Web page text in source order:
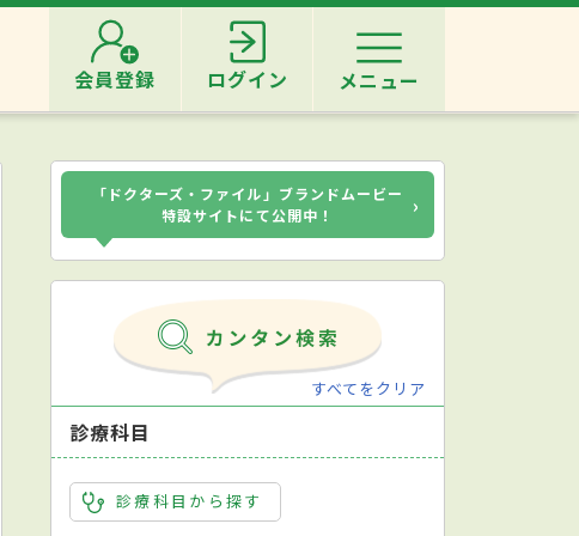
会員登録 ログイン メニュー
「ドクターズ・ファイル」ブランドムービー
特設サイトにて公開中！
›
すべてをクリア
診療科目
診療科目から探す